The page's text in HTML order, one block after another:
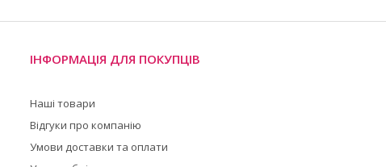
ІНФОРМАЦІЯ ДЛЯ ПОКУПЦІВ
Наші товари
Відгуки про компанію
Умови доставки та оплати